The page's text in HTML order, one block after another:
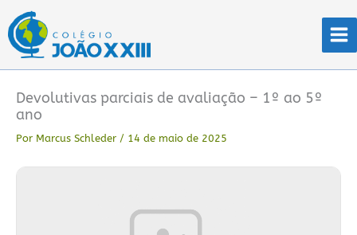
para
conteúdo
Devolutivas parciais de avaliação – 1º ao 5º
ano
Por Marcus Schleder / 14 de maio de 2025